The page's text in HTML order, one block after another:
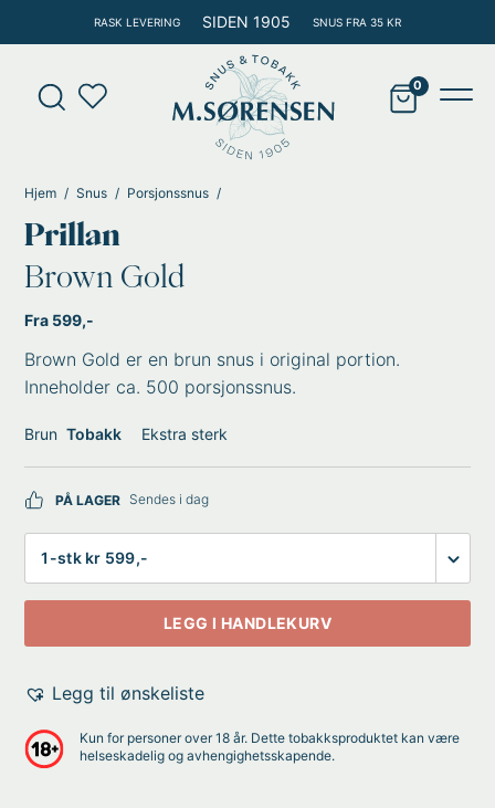
rett
innholdet
RASK LEVERING SIDEN 1905 SNUS FRA 35 KR
Products
search
Hjem Snus Porsjonssnus
Prillan
Brown Gold
Fra 599,-
Brown Gold er en brun snus i original portion.
Inneholder ca. 500 porsjonssnus.
Brun Tobakk Ekstra sterk
PÅ LAGER Sendes i dag
LEGG I HANDLEKURV
Legg til ønskeliste
Kun for personer over 18 år. Dette tobakksproduktet kan være
helseskadelig og avhengighetsskapende.